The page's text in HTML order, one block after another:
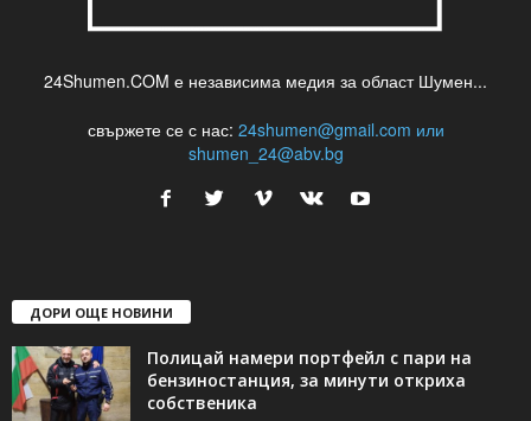
24Shumen.COM е независима медия за област Шумен...
свържете се с нас: 24shumen@gmail.com или
shumen_24@abv.bg
ДОРИ ОЩЕ НОВИНИ
Полицай намери портфейл с пари на
бензиностанция, за минути откриха
собственика